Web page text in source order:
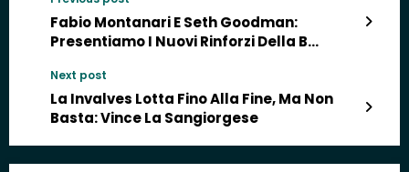
Fabio Montanari E Seth Goodman:
Presentiamo I Nuovi Rinforzi Della B
Next post
La Invalves Lotta Fino Alla Fine, Ma Non
Basta: Vince La Sangiorgese